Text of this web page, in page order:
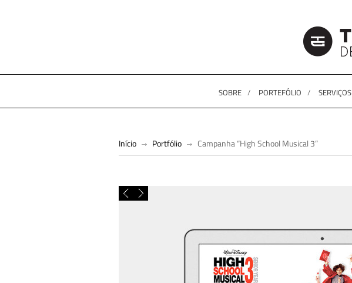
SOBRE PORTEFÓLIO SERVIÇOS
Início Portfólio Campanha “High School Musical 3”